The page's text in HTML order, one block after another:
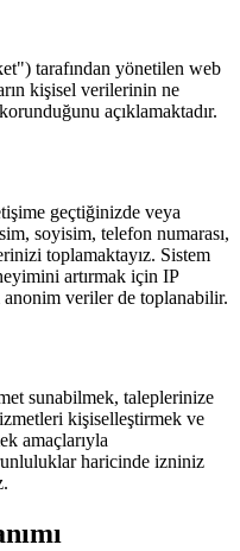
tarafından yönetilen web
kişisel verilerinin ne
açıklamaktadır.
geçtiğinizde veya
soyisim, telefon numarası,
toplamaktayız. Sistem
artırmak için IP
anonim veriler de toplanabilir.
sunabilmek, taleplerinize
kişiselleştirmek ve
amaçlarıyla
haricinde izniniz